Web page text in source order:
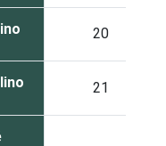
20
21